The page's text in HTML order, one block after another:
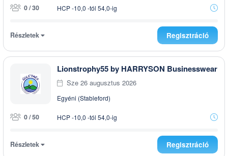
0 / 30 HCP -10,0 -tól 54,0-ig
Részletek Regisztráció
Lionstrophy55 by HARRYSON Businesswear
Sze 26 augusztus 2026
Egyéni (Stableford)
0 / 50 HCP -10,0 -tól 54,0-ig
Részletek Regisztráció